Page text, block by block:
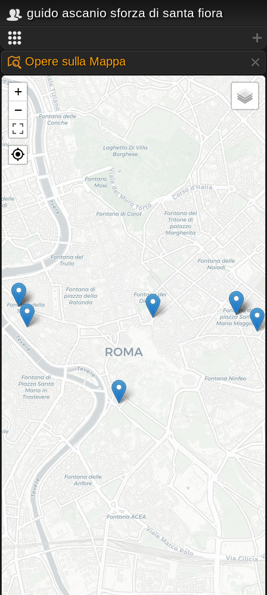
guido ascanio sforza di santa fiora
Opere sulla Mappa
+
−